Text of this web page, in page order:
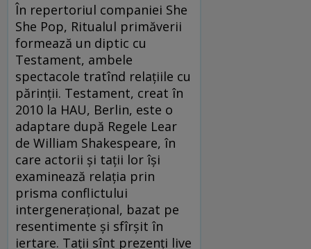
În repertoriul companiei She
She Pop, Ritualul primăverii
formează un diptic cu
Testament, ambele
spectacole tratînd relaţiile cu
părinţii. Testament, creat în
2010 la HAU, Berlin, este o
adaptare după Regele Lear
de William Shakespeare, în
care actorii şi taţii lor îşi
examinează relaţia prin
prisma conflictului
intergeneraţional, bazat pe
resentimente şi sfîrşit în
iertare. Taţii sînt prezenţi live